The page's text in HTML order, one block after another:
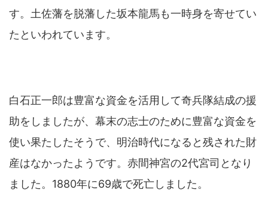
す。土佐藩を脱藩した坂本龍馬も一時身を寄せてい
たといわれています。
白石正一郎は豊富な資金を活用して奇兵隊結成の援
助をしましたが、幕末の志士のために豊富な資金を
使い果たしたそうで、明治時代になると残された財
産はなかったようです。赤間神宮の2代宮司となり
ました。1880年に69歳で死亡しました。